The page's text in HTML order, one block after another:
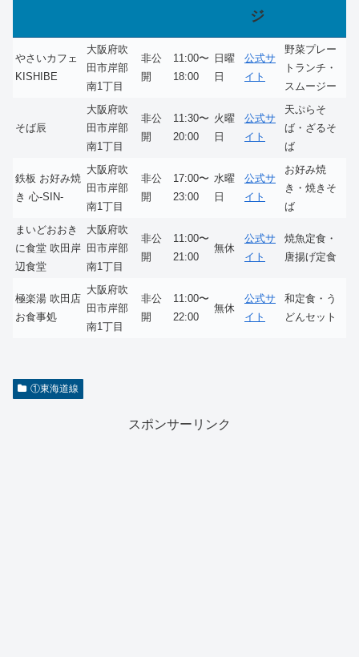
ジ
やさいカフェ
KISHIBE
大阪府吹
田市岸部
南1丁目
非公
開
11:00〜
18:00
日曜
日
公式サ
イト
野菜プレー
トランチ・
スムージー
そば辰
大阪府吹
田市岸部
南1丁目
非公
開
11:30〜
20:00
火曜
日
公式サ
イト
天ぷらそ
ば・ざるそ
ば
鉄板 お好み焼
き 心‐SIN‐
大阪府吹
田市岸部
南1丁目
非公
開
17:00〜
23:00
水曜
日
公式サ
イト
お好み焼
き・焼きそ
ば
まいどおおき
に食堂 吹田岸
辺食堂
大阪府吹
田市岸部
南1丁目
非公
開
11:00〜
21:00
無休
公式サ
イト
焼魚定食・
唐揚げ定食
極楽湯 吹田店
お食事処
大阪府吹
田市岸部
南1丁目
非公
開
11:00〜
22:00
無休
公式サ
イト
和定食・う
どんセット
①東海道線
スポンサーリンク